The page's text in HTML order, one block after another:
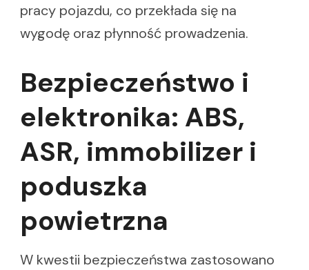
pracy pojazdu, co przekłada się na
wygodę oraz płynność prowadzenia.
Bezpieczeństwo i
elektronika: ABS,
ASR, immobilizer i
poduszka
powietrzna
W kwestii bezpieczeństwa zastosowano